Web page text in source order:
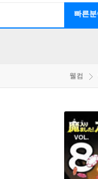
빠른분
웰컴